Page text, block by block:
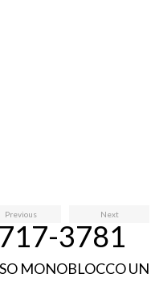
Previous Next
3781
MONOBLOCCO